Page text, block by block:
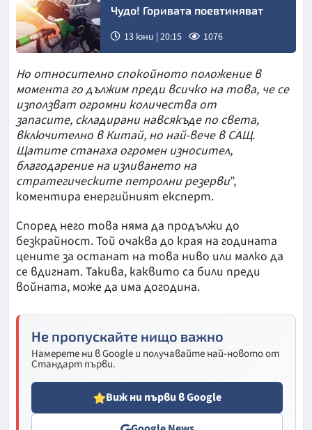
Чудо! Горивата поевтиняват
13 юни | 20:15 1076
Но относително спокойното положение в
момента го дължим преди всичко на това, че се
използват огромни количества от
запасите, складирани навсякъде по света,
включително в Китай, но най-вече в САЩ.
Щатите станаха огромен износител,
благодарение на изливането на
стратегическите петролни резерви”,
коментира енергийният експерт.
Според него това няма да продължи до
безкрайност. Той очаква до края на годината
цените за останат на това ниво или малко да
се вдигнат. Такива, каквито са били преди
войната, може да има догодина.
Не пропускайте нищо важно
Намерете ни в Google и получавайте най-новото от
Стандарт първи.
Виж ни първи в Google